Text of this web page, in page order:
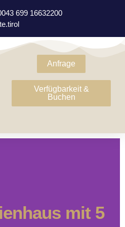
699 16632200
Anfrage
Verfügbarkeit &
Buchen
mit 5